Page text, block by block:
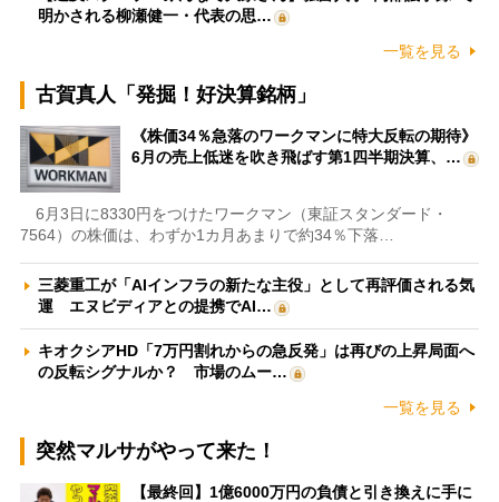
明かされる柳瀬健一・代表の思…
一覧を見る
古賀真人「発掘！好決算銘柄」
《株価34％急落のワークマンに特大反転の期待》
6月の売上低迷を吹き飛ばす第1四半期決算、…
6月3日に8330円をつけたワークマン（東証スタンダード・
7564）の株価は、わずか1カ月あまりで約34％下落…
三菱重工が「AIインフラの新たな主役」として再評価される気
運 エヌビディアとの提携でAI…
キオクシアHD「7万円割れからの急反発」は再びの上昇局面へ
の反転シグナルか？ 市場のムー…
一覧を見る
突然マルサがやって来た！
【最終回】1億6000万円の負債と引き換えに手に